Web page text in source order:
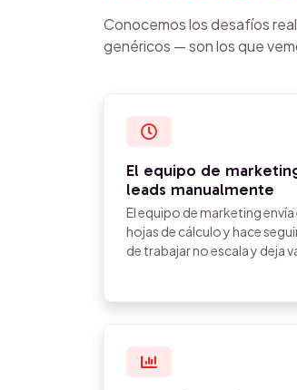
Conocemos los desafíos
genéricos — son los que
El equipo de
leads manualmente
El equipo de marketing
hojas de cálculo y hace
de trabajar no escala y deja